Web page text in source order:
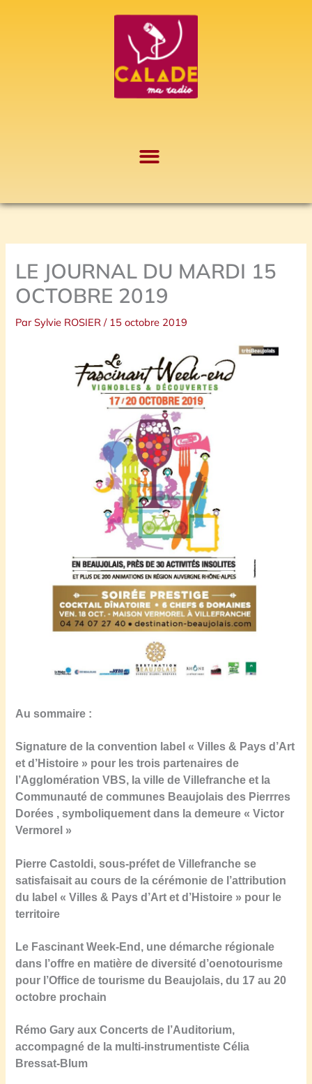
LE JOURNAL DU MARDI 15
OCTOBRE 2019
ParSylvie ROSIER/ 15 octobre 2019
Au sommaire :
Signature de la convention label « Villes & Pays d’Art
et d’Histoire » pour les trois partenaires de
l’Agglomération VBS, la ville de Villefranche et la
Communauté de communes Beaujolais des Pierrres
Dorées , symboliquement dans la demeure « Victor
Vermorel »
Pierre Castoldi, sous-préfet de Villefranche se
satisfaisait au cours de la cérémonie de l’attribution
du label « Villes & Pays d’Art et d’Histoire » pour le
territoire
Le Fascinant Week-End, une démarche régionale
dans l’offre en matière de diversité d’oenotourisme
pour l’Office de tourisme du Beaujolais, du 17 au 20
octobre prochain
Rémo Gary aux Concerts de l’Auditorium,
accompagné de la multi-instrumentiste Célia
Bressat-Blum